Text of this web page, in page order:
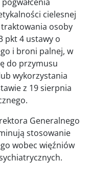
cielesnej
osoby
pkt 4 ustawy o
i broni palnej, w
do przymusu
wykorzystania
z 19 sierpnia
Generalnego
stosowanie
wobec więźniów